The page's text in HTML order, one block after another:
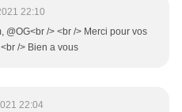
22:10
@OG<br /> <br /> Merci pour vos
/> Bien a vous
22:04